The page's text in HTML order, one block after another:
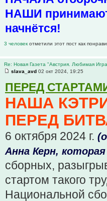
НАШИ
начнётся!
3 человек отметили этот пост как
Re: Новая Газета "Австрия. Любимая
slava_avd 02 окт 2024, 19:25
ПЕРЕД
НАША
ПЕРЕД
6 октября 2024 г.
Анна Керн,
сборных,
стартом такого
Национальной